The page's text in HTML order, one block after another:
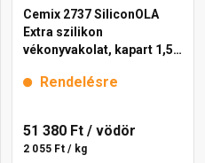
Cemix 2737 SiliconOLA
Extra szilikon
vékonyvakolat, kapart 1,5
Rendelésre
51 380 Ft / vödör
2 055 Ft / kg